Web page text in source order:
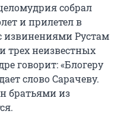
собрал
и прилетел в
извинениями Рустам
трех неизвестных
говорит: «Блогеру
слово Сарачеву.
братьями из